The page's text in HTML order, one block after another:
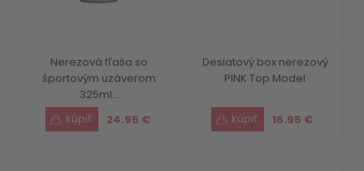
Nerezová fľaša so
športovým uzáverom
325ml...
24.95 €
Desiatový box nerezový
PINK Top Model
16.95 €